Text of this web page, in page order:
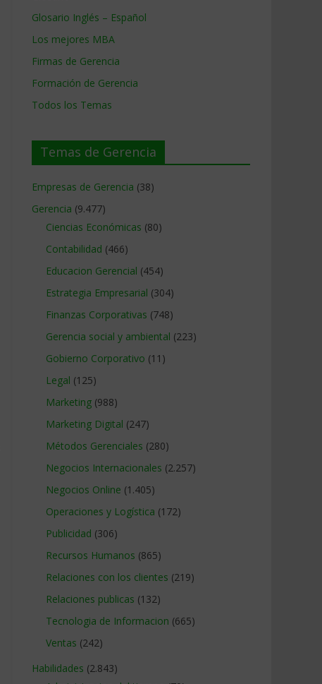
Glosario Inglés – Español
Los mejores MBA
Firmas de Gerencia
Formación de Gerencia
Todos los Temas
Temas de Gerencia
Empresas de Gerencia (38)
Gerencia (9.477)
Ciencias Económicas (80)
Contabilidad (466)
Educacion Gerencial (454)
Estrategia Empresarial (304)
Finanzas Corporativas (748)
Gerencia social y ambiental (223)
Gobierno Corporativo (11)
Legal (125)
Marketing (988)
Marketing Digital (247)
Métodos Gerenciales (280)
Negocios Internacionales (2.257)
Negocios Online (1.405)
Operaciones y Logística (172)
Publicidad (306)
Recursos Humanos (865)
Relaciones con los clientes (219)
Relaciones publicas (132)
Tecnologia de Informacion (665)
Ventas (242)
Habilidades (2.843)